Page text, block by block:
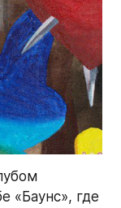
«Баунс», где